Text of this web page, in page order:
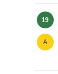
19